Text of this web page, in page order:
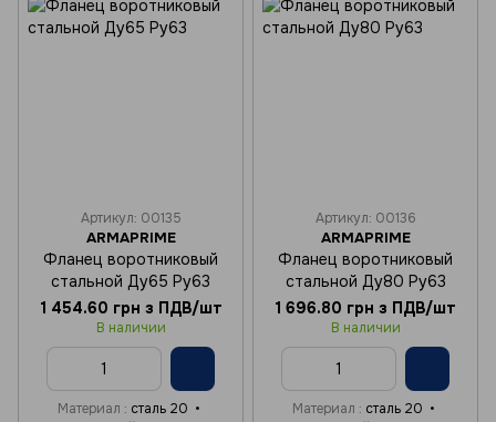
Артикул: 00135
ARMAPRIME
Фланец воротниковый
стальной Ду65 Ру63
1 454.60 грн з ПДВ/шт
В наличии
Материал
сталь 20
Артикул: 00136
ARMAPRIME
Фланец воротниковый
стальной Ду80 Ру63
1 696.80 грн з ПДВ/шт
В наличии
Материал
сталь 20